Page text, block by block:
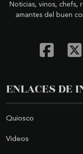
Noticias, vinos, chefs,
amantes del buen
ENLACES DE
Quiosco
Videos